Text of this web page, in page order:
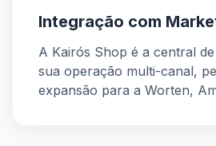
Integração com
A Kairós Shop é a central
sua operação multi-canal,
expansão para a Worten,